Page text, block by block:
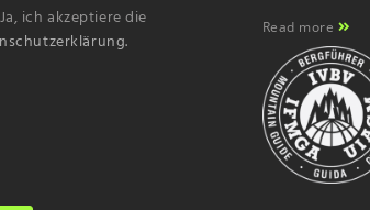
Ja, ich akzeptiere die
Read more